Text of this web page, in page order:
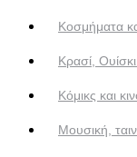
Κοσμήματα
Κρασί,
Κόμικς και
Μουσική,